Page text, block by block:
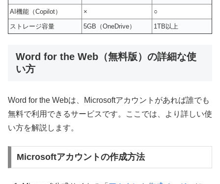
AI機能（Copilot）
×
○
ストレージ容量
5GB（OneDrive） 1TB以上
Word for the Web（無料版）の詳細な使
い方
Word for the Webは、Microsoftアカウントがあれば誰でも
無料で利用できるサービスです。ここでは、より詳しい使
い方を解説します。
Microsoftアカウントの作成方法